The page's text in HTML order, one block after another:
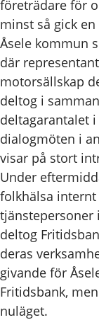
företrädare för
minst så gick
Åsele kommun
där
motorsällskap
deltog i
deltagarantalet
dialogmöten i
visar på stort
Under
folkhälsa
tjänstepersoner
deltog
deras
givande för
Fritidsbank,
nuläget.